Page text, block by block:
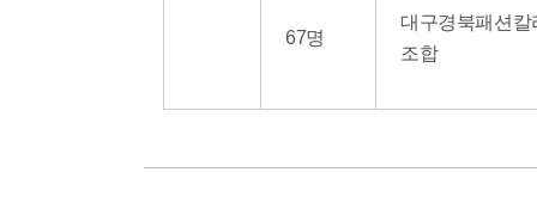
67명
대구경북패션칼
조합